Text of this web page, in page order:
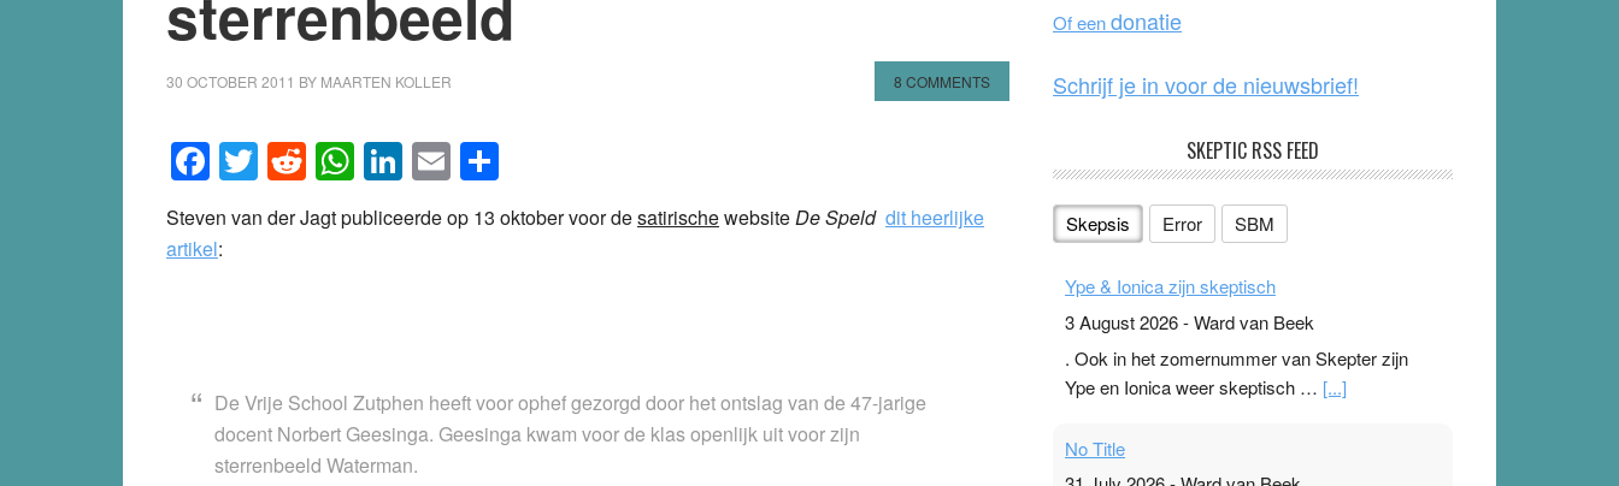
30 OCTOBER 2011 BY MAARTEN KOLLER 8 COMMENTS
Facebook
Twitter
Reddit
WhatsApp
LinkedIn
Email
Steven van der Jagt publiceerde op 13 oktober voor desatirischewebsiteDe Speld dit heerlijke
artikel:
De Vrije School Zutphen heeft voor ophef gezorgd door het ontslag van de 47-jarige
docent Norbert Geesinga. Geesinga kwam voor de klas openlijk uit voor zijn
sterrenbeeld Waterman.
k
Of eendonatie
Schrijf je in voor de nieuwsbrief!
SKEPTIC RSS FEED
Skepsis Error SBM
Ype & Ionica zijn skeptisch
3 August 2026-Ward van Beek
. Ook in het zomernummer van Skepter zijn
Ype en Ionica weer skeptisch … [...]
No Title